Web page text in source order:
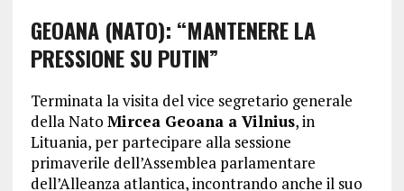
GEOANA (NATO): “MANTENERE LA
PRESSIONE SU PUTIN”
Terminata la visita del vice segretario generale
della Nato Mircea Geoana a Vilnius, in
Lituania, per partecipare alla sessione
primaverile dell’Assemblea parlamentare
dell’Alleanza atlantica, incontrando anche il suo